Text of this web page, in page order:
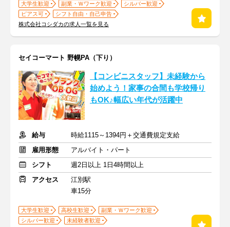
大学生歓迎 副業・Ｗワーク歓迎
シルバー歓迎
ピアス可
シフト自由・自己申告
株式会社コシダカの求人一覧を見る
セイコーマート 野幌PA（下り）
【コンビニスタッフ】未経験から
始めよう！家事の合間も学校帰り
もOK♪幅広い年代が活躍中
給与
時給1115～1394円＋交通費規定支給
雇用形態
アルバイト・パート
シフト
週2日以上 1日4時間以上
アクセス
江別駅
車15分
大学生歓迎 高校生歓迎
副業・Ｗワーク歓迎
シルバー歓迎
未経験者歓迎